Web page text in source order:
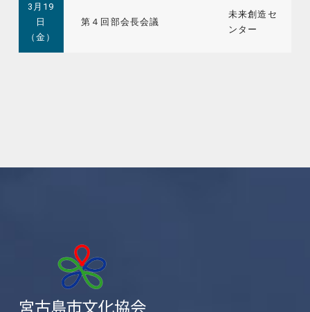
3月19
日
（金）
第４回部会長会議
未来創造セ
ンター